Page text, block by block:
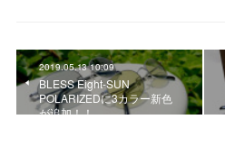
2019.05.13 10:09
BLESS Eight-SUN
POLARIZEDに3カラー新色
が追加！！